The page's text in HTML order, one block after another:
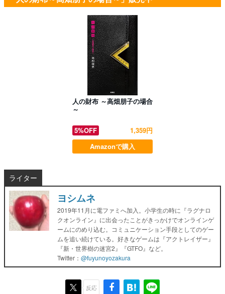
人の財布 ～高畑朋子の場合
～
5%OFF
1,359円
Amazonで購入
ライター
ヨシムネ
2019年11月に電ファミへ加入。小学生の時に『ラグナロ
クオンライン』に出会ったことがきっかけでオンラインゲ
ームにのめり込む。コミュニケーション手段としてのゲー
ムを追い続けている。好きなゲームは『アクトレイザー』
『新・世界樹の迷宮2』『GTFO』など。
Twitter： @fuyunoyozakura
反応